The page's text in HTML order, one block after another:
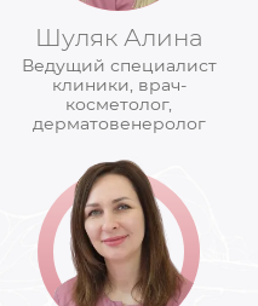
Шуляк Алина
Ведущий специалист
клиники, врач-
косметолог,
дерматовенеролог